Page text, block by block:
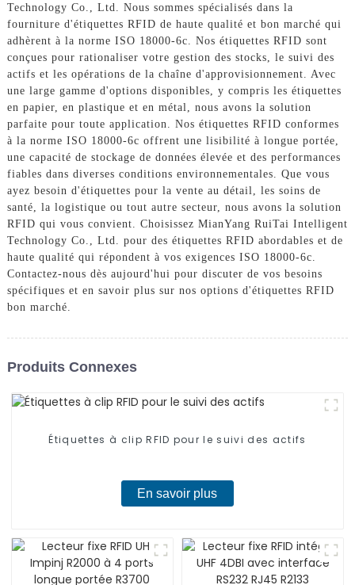
Technology Co., Ltd. Nous sommes spécialisés dans la
fourniture d'étiquettes RFID de haute qualité et bon marché qui
adhèrent à la norme ISO 18000-6c. Nos étiquettes RFID sont
conçues pour rationaliser votre gestion des stocks, le suivi des
actifs et les opérations de la chaîne d'approvisionnement. Avec
une large gamme d'options disponibles, y compris les étiquettes
en papier, en plastique et en métal, nous avons la solution
parfaite pour toute application. Nos étiquettes RFID conformes
à la norme ISO 18000-6c offrent une lisibilité à longue portée,
une capacité de stockage de données élevée et des performances
fiables dans diverses conditions environnementales. Que vous
ayez besoin d'étiquettes pour la vente au détail, les soins de
santé, la logistique ou tout autre secteur, nous avons la solution
RFID qui vous convient. Choisissez MianYang RuiTai Intelligent
Technology Co., Ltd. pour des étiquettes RFID abordables et de
haute qualité qui répondent à vos exigences ISO 18000-6c.
Contactez-nous dès aujourd'hui pour discuter de vos besoins
spécifiques et en savoir plus sur nos options d'étiquettes RFID
bon marché.
Produits Connexes
Étiquettes à clip RFID pour le suivi des actifs
En savoir plus